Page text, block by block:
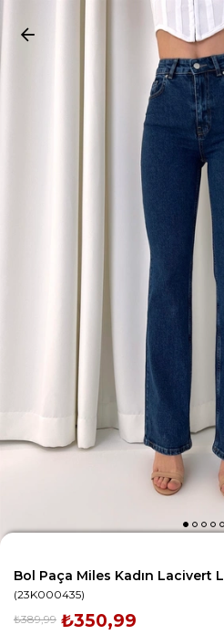
Bol Paça Miles Kadın Lacivert
(23K000435)
₺389,99 ₺350,99